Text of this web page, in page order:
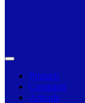
Primarii
Companii
Articole